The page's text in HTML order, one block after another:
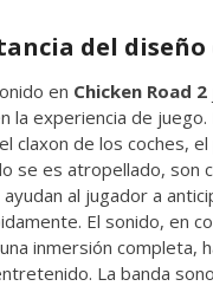
del diseño
en Chicken Road 2
la experiencia de
claxon de los coches,
se es atropellado, son
al jugador a
El sonido, en
inmersión completa,
La banda